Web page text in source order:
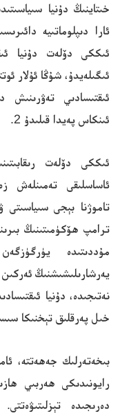
خىتاينىڭ دۇنيا
ئارا دىپلوماتىيە
ئىگىلەيدۇ، شۇڭا ئۇلار
ئىقتىسادىي تەۋرىنىش
ئىنكاس پەيدا قىلىدۇ 2.
ئىككى دۆلەت
ئاساسلىقى تەمىنلەش
تاموژنا بېجى سىياسىتى
ترامپ ھۆكۈمىتىنىڭ
مۇددىتىدە
نەتىجىدە، دۇنيا
خىل پەرقلىق تېخنىكا
بىخەتەرلىك جەھەتتە،
رايونىدىكى ھەربىي
دەرىجىدە